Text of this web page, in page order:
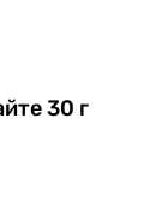
30 г